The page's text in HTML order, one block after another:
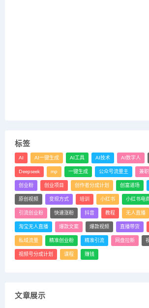
标签
AI AI一键生成 AI工具 AI技术 AI数字人
Deepseek mp 一键生成 公众号流量主 兼职
创业粉 创业项目 创作者分成计划 创富道场
原创视频 变现方式 培训 小红书 小红书电
引流创业粉 快速涨粉 抖音 教程 无人直播
淘宝无人直播 爆款文案 爆款视频 直播带货
私域流量 精准创业粉 精准引流 网盘拉新
视频号分成计划 课程 赚钱
文章展示